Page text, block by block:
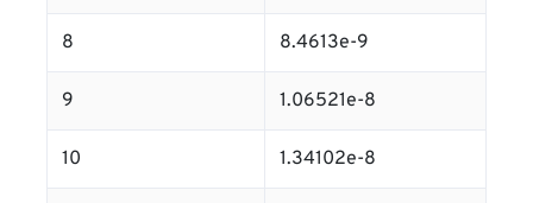
8 8.4613e-9
9 1.06521e-8
10 1.34102e-8